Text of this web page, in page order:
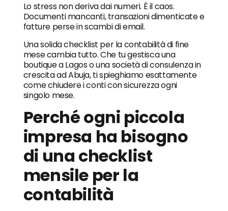
Lo stress non deriva dai numeri. È il caos.
Documenti mancanti, transazioni dimenticate e
fatture perse in scambi di email.
Una solida checklist per la contabilità di fine
mese cambia tutto. Che tu gestisca una
boutique a Lagos o una società di consulenza in
crescita ad Abuja, ti spieghiamo esattamente
come chiudere i conti con sicurezza ogni
singolo mese.
Perché ogni piccola
impresa ha bisogno
di una checklist
mensile per la
contabilità